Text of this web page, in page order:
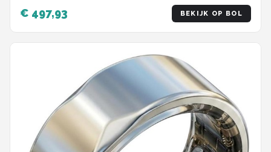
€ 497,93 BEKIJK OP BOL